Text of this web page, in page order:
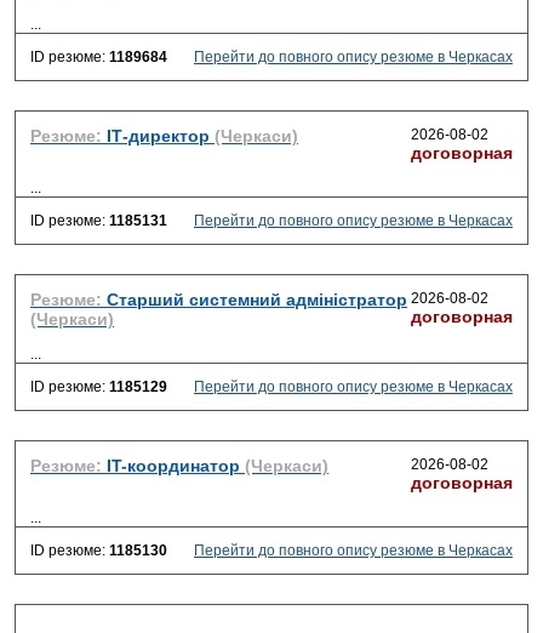
...
ID резюме: 1189684 Перейти до повного опису резюме в Черкасах
Резюме: ІТ-директор (Черкаси) 2026-08-02
договорная
...
ID резюме: 1185131 Перейти до повного опису резюме в Черкасах
Резюме: Старший системний адміністратор
(Черкаси)
2026-08-02
договорная
...
ID резюме: 1185129 Перейти до повного опису резюме в Черкасах
Резюме: IT-координатор (Черкаси) 2026-08-02
договорная
...
ID резюме: 1185130 Перейти до повного опису резюме в Черкасах